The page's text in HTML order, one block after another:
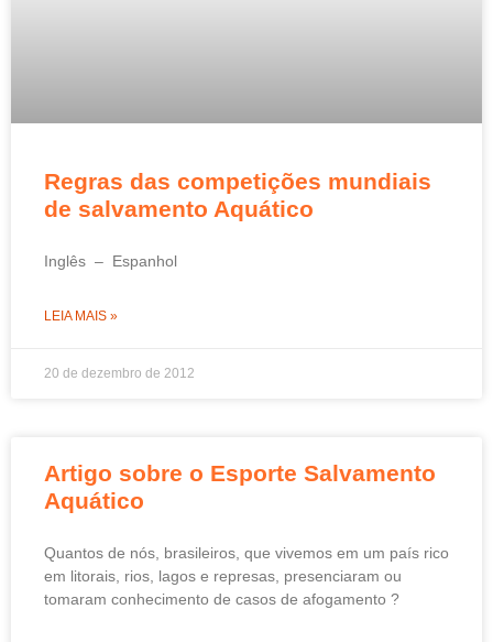
Regras das competições mundiais
de salvamento Aquático
Inglês – Espanhol
LEIA MAIS »
20 de dezembro de 2012
Artigo sobre o Esporte Salvamento
Aquático
Quantos de nós, brasileiros, que vivemos em um país rico
em litorais, rios, lagos e represas, presenciaram ou
tomaram conhecimento de casos de afogamento ?